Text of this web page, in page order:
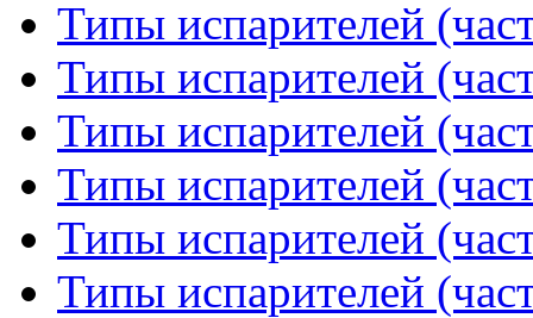
Типы испарителей
Типы испарителей
Типы испарителей
Типы испарителей
Типы испарителей
Типы испарителей